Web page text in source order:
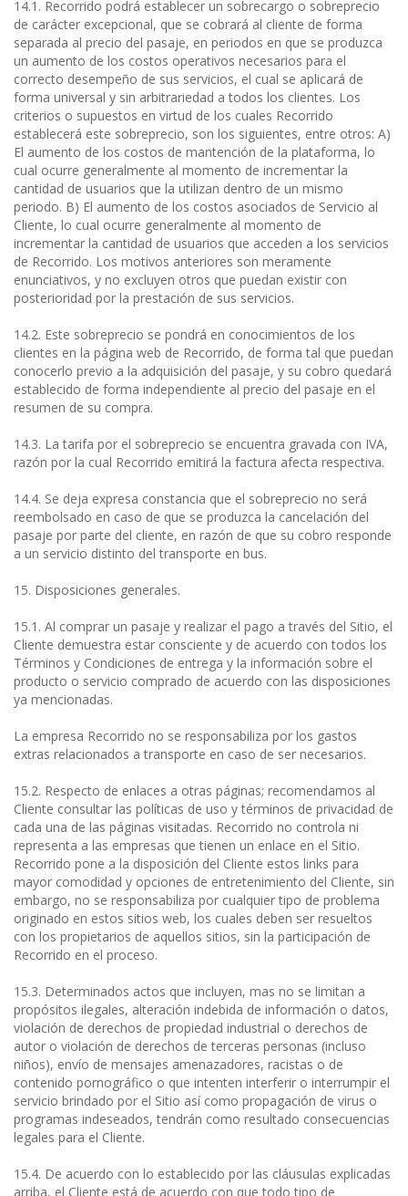
14.1. Recorrido podrá establecer un sobrecargo o sobreprecio
de carácter excepcional, que se cobrará al cliente de forma
separada al precio del pasaje, en periodos en que se produzca
un aumento de los costos operativos necesarios para el
correcto desempeño de sus servicios, el cual se aplicará de
forma universal y sin arbitrariedad a todos los clientes. Los
criterios o supuestos en virtud de los cuales Recorrido
establecerá este sobreprecio, son los siguientes, entre otros: A)
El aumento de los costos de mantención de la plataforma, lo
cual ocurre generalmente al momento de incrementar la
cantidad de usuarios que la utilizan dentro de un mismo
periodo. B) El aumento de los costos asociados de Servicio al
Cliente, lo cual ocurre generalmente al momento de
incrementar la cantidad de usuarios que acceden a los servicios
de Recorrido. Los motivos anteriores son meramente
enunciativos, y no excluyen otros que puedan existir con
posterioridad por la prestación de sus servicios.
14.2. Este sobreprecio se pondrá en conocimientos de los
clientes en la página web de Recorrido, de forma tal que puedan
conocerlo previo a la adquisición del pasaje, y su cobro quedará
establecido de forma independiente al precio del pasaje en el
resumen de su compra.
14.3. La tarifa por el sobreprecio se encuentra gravada con IVA,
razón por la cual Recorrido emitirá la factura afecta respectiva.
14.4. Se deja expresa constancia que el sobreprecio no será
reembolsado en caso de que se produzca la cancelación del
pasaje por parte del cliente, en razón de que su cobro responde
a un servicio distinto del transporte en bus.
15. Disposiciones generales.
15.1. Al comprar un pasaje y realizar el pago a través del Sitio, el
Cliente demuestra estar consciente y de acuerdo con todos los
Términos y Condiciones de entrega y la información sobre el
producto o servicio comprado de acuerdo con las disposiciones
ya mencionadas.
La empresa Recorrido no se responsabiliza por los gastos
extras relacionados a transporte en caso de ser necesarios.
15.2. Respecto de enlaces a otras páginas; recomendamos al
Cliente consultar las políticas de uso y términos de privacidad de
cada una de las páginas visitadas. Recorrido no controla ni
representa a las empresas que tienen un enlace en el Sitio.
Recorrido pone a la disposición del Cliente estos links para
mayor comodidad y opciones de entretenimiento del Cliente, sin
embargo, no se responsabiliza por cualquier tipo de problema
originado en estos sitios web, los cuales deben ser resueltos
con los propietarios de aquellos sitios, sin la participación de
Recorrido en el proceso.
15.3. Determinados actos que incluyen, mas no se limitan a
propósitos ilegales, alteración indebida de información o datos,
violación de derechos de propiedad industrial o derechos de
autor o violación de derechos de terceras personas (incluso
niños), envío de mensajes amenazadores, racistas o de
contenido pornográfico o que intenten interferir o interrumpir el
servicio brindado por el Sitio así como propagación de virus o
programas indeseados, tendrán como resultado consecuencias
legales para el Cliente.
15.4. De acuerdo con lo establecido por las cláusulas explicadas
arriba, el Cliente está de acuerdo con que todo tipo de